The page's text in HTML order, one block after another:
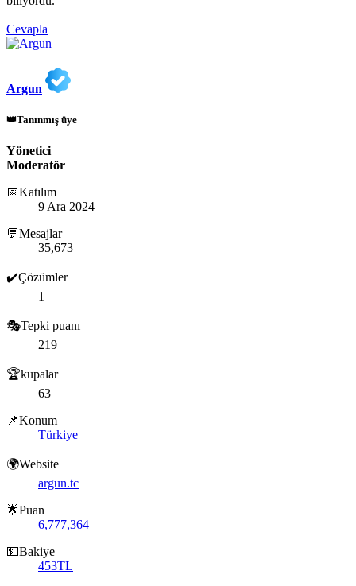
Cevapla
Argun
👑Tanınmış üye
Yönetici
Moderatör
📅Katılım
9 Ara 2024
💬Mesajlar
35,673
✔️Çözümler
1
🎭Tepki puanı
219
🏆kupalar
63
📌Konum
Türkiye
🌍Website
argun.tc
🌟Puan
6,777,364
💵Bakiye
453TL